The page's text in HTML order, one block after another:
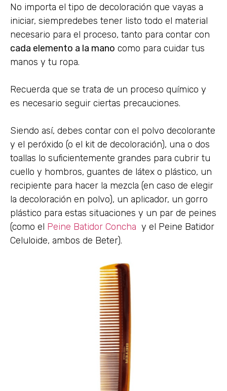
No importa el tipo de decoloración que vayas a
iniciar, siempredebes tener listo todo el material
necesario para el proceso, tanto para contar con
cada elemento a la mano como para cuidar tus
manos y tu ropa.
Recuerda que se trata de un proceso químico y
es necesario seguir ciertas precauciones.
Siendo así, debes contar con el polvo decolorante
y el peróxido (o el kit de decoloración), una o dos
toallas lo suficientemente grandes para cubrir tu
cuello y hombros, guantes de látex o plástico, un
recipiente para hacer la mezcla (en caso de elegir
la decoloración en polvo), un aplicador, un gorro
plástico para estas situaciones y un par de peines
(como el Peine Batidor Concha y el Peine Batidor
Celuloide, ambos de Beter).